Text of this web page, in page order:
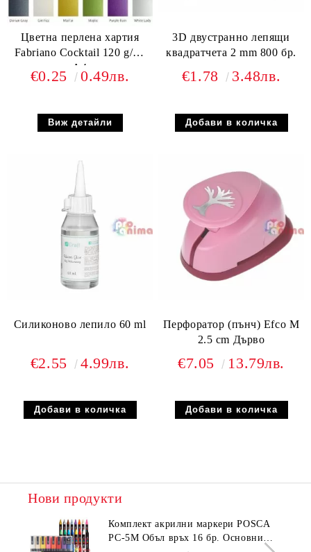
Цветна перлена хартия
Fabriano Cocktail 120 g/m²
A4
€0.25 0.49лв.
Виж детайли
3D двустранно лепящи
квадратчета 2 mm 800 бр.
€1.78 3.48лв.
Силиконово лепило 60 ml
€2.55 4.99лв.
Перфоратор (пънч) Efco M
2.5 cm Дърво
€7.05 13.79лв.
Нови продукти
Комплeкт акрилни маркери POSCA
PC-5M Объл връх 16 бр. Основни